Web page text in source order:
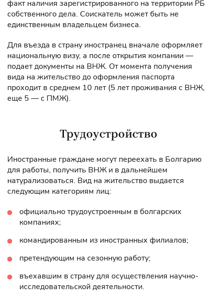
факт наличия зарегистрированного на территории РБ
собственного дела. Соискатель может быть не
единственным владельцем бизнеса.
Для въезда в страну иностранец вначале оформляет
национальную визу, а после открытия компании —
подает документы на ВНЖ. От момента получения
вида на жительство до оформления паспорта
проходит в среднем 10 лет (5 лет проживания с ВНЖ,
еще 5 — с ПМЖ).
Трудоустройство
Иностранные граждане могут переехать в Болгарию
для работы, получить ВНЖ и в дальнейшем
натурализоваться. Вид на жительство выдается
следующим категориям лиц:
официально трудоустроенным в болгарских
компаниях;
командированным из иностранных филиалов;
претендующим на сезонную работу;
въехавшим в страну для осуществления научно-
исследовательской деятельности.